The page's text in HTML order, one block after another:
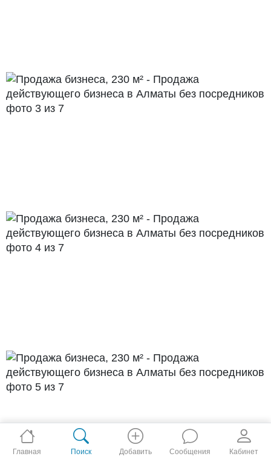
Главная Поиск Добавить Сообщения Кабинет